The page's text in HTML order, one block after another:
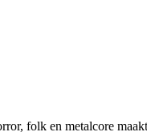
folk en metalcore